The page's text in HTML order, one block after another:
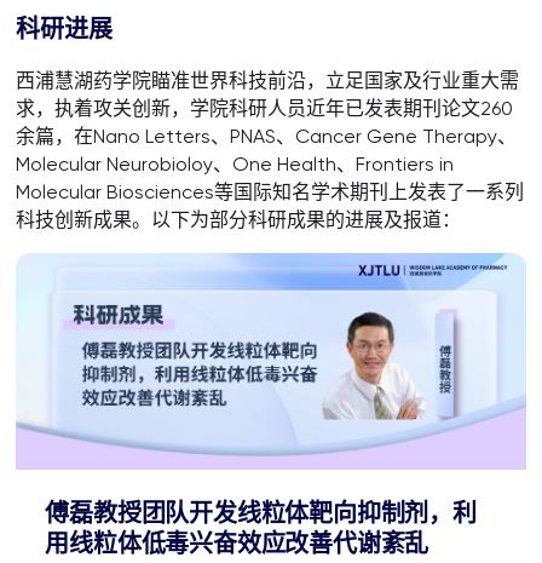
关于我们
科研进展
西浦慧湖药学院瞄准世界科技前沿，立足国家及行业重大需
求，执着攻关创新，学院科研人员近年已发表期刊论文260
余篇，在Nano Letters、PNAS、Cancer Gene Therapy、
Molecular Neurobioloy、One Health、Frontiers in
Molecular Biosciences等国际知名学术期刊上发表了一系列
科技创新成果。以下为部分科研成果的进展及报道：
傅磊教授团队开发线粒体靶向抑制剂，利
用线粒体低毒兴奋效应改善代谢紊乱